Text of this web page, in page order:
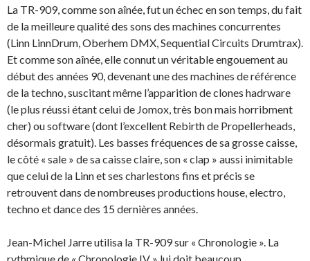
La TR-909, comme son aînée, fut un échec en son temps, du fait
de la meilleure qualité des sons des machines concurrentes
(Linn LinnDrum, Oberhem DMX, Sequential Circuits Drumtrax).
Et comme son aînée, elle connut un véritable engouement au
début des années 90, devenant une des machines de référence
de la techno, suscitant même l’apparition de clones hadrware
(le plus réussi étant celui de Jomox, très bon mais horribment
cher) ou software (dont l’excellent Rebirth de Propellerheads,
désormais gratuit). Les basses fréquences de sa grosse caisse,
le côté « sale » de sa caisse claire, son « clap » aussi inimitable
que celui de la Linn et ses charlestons fins et précis se
retrouvent dans de nombreuses productions house, electro,
techno et dance des 15 dernières années.
Jean-Michel Jarre utilisa la TR-909 sur « Chronologie ». La